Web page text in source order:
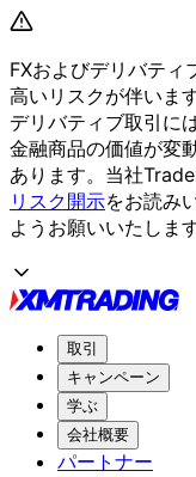
FXおよびデリバティ
高いリスクが伴いま
デリバティブ取引に
金融商品の価値が変
あります。 当社
リスク開示をお読み
よう お願いいたします
取引
キャンペーン
学ぶ
会社概要
パートナー